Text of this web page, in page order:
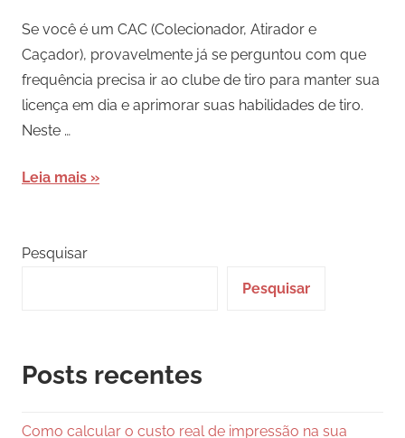
Se você é um CAC (Colecionador, Atirador e
Caçador), provavelmente já se perguntou com que
frequência precisa ir ao clube de tiro para manter sua
licença em dia e aprimorar suas habilidades de tiro.
Neste …
Leia mais
Pesquisar
Pesquisar
Posts recentes
Como calcular o custo real de impressão na sua